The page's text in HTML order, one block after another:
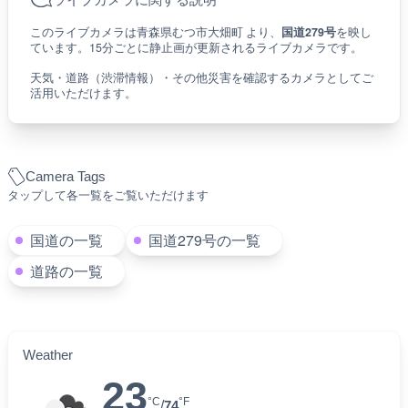
Camera Tags
タップして各一覧をご覧いただけます
国道の一覧
国道279号の一覧
道路の一覧
Weather
23°C °F
このライブカメラは青森県むつ市大畑町 より、 国道279号を映し
ています。15分ごとに静止画が更新されるライブカメラです。
天気・道路（渋滞情報）・その他災害を確認するカメラとしてご
活用いただけます。